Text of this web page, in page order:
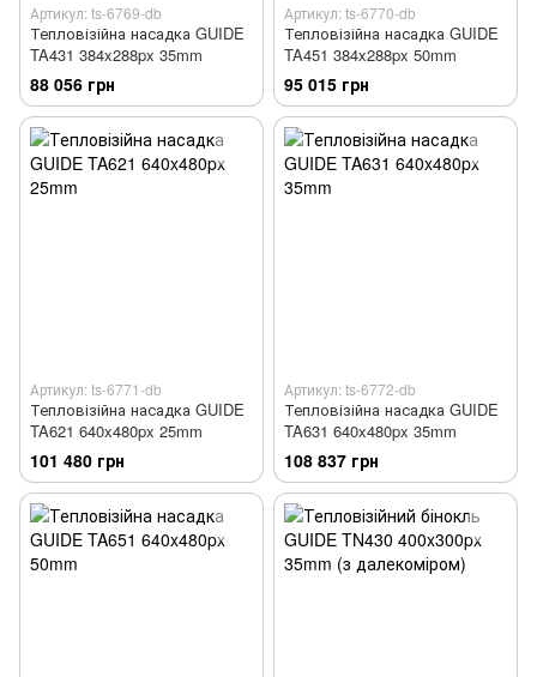
Артикул: ts-6769-db
Тепловізійна насадка GUIDE
TA431 384x288px 35mm
88 056 грн
Артикул: ts-6770-db
Тепловізійна насадка GUIDE
TA451 384x288px 50mm
95 015 грн
Артикул: ts-6771-db
Тепловізійна насадка GUIDE
TA621 640x480px 25mm
101 480 грн
Артикул: ts-6772-db
Тепловізійна насадка GUIDE
TA631 640x480px 35mm
108 837 грн